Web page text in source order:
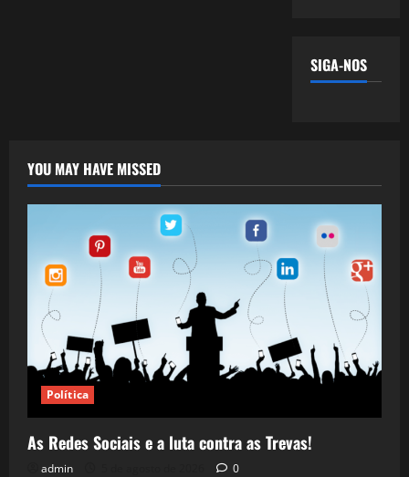
SIGA-NOS
YOU MAY HAVE MISSED
Política
As Redes Sociais e a luta contra as Trevas!
admin 0